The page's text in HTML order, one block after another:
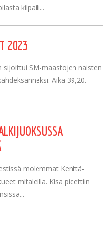
kilpaili...
2023
sijoittui SM-maastojen naisten
Aika 39,20.
molemmat Kenttä-
mitaleilla. Kisa pidettiin